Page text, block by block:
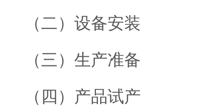
（二）设备安装
（三）生产准备
（四）产品试产